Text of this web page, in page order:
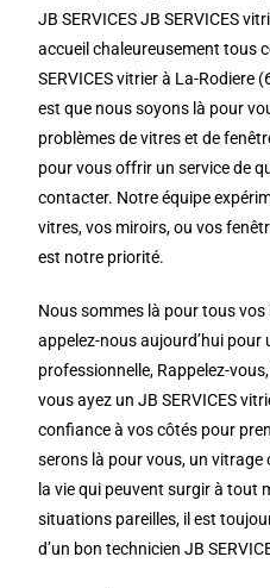
JB SERVICES JB SERVICES
accueil chaleureusement tous
SERVICES vitrier à La-Rodiere
est que nous soyons là pour
problèmes de vitres et de
pour vous offrir un service de
contacter. Notre équipe
vitres, vos miroirs, ou vos
est notre priorité.
Nous sommes là pour tous
appelez-nous aujourd’hui pour
professionnelle, Rappelez-
vous ayez un JB SERVICES
confiance à vos côtés pour
serons là pour vous, un
la vie qui peuvent surgir à tout
situations pareilles, il est
d’un bon technicien JB